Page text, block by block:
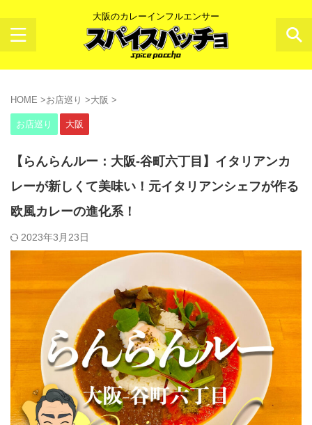
大阪のカレーインフルエンサー
HOME >お店巡り >大阪 >
お店巡り 大阪
【らんらんルー：大阪-谷町六丁目】イタリアンカ
レーが新しくて美味い！元イタリアンシェフが作る
欧風カレーの進化系！
2023年3月23日